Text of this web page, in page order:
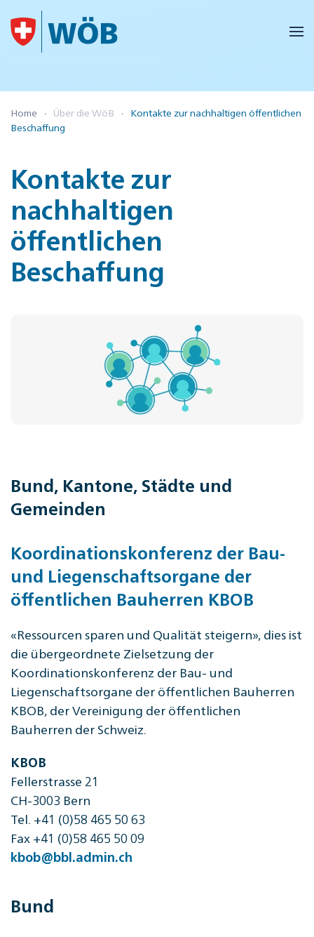
Skip to main content
Home Über die WöB
Kontakte zur nachhaltigen öffentlichen
Beschaffung
Kontakte zur
nachhaltigen
öffentlichen
Beschaffung
Bund, Kantone, Städte und
Gemeinden
Koordinationskonferenz der Bau-
und Liegenschaftsorgane der
öffentlichen Bauherren KBOB
«Ressourcen sparen und Qualität steigern», dies ist
die übergeordnete Zielsetzung der
Koordinationskonferenz der Bau- und
Liegenschaftsorgane der öffentlichen Bauherren
KBOB, der Vereinigung der öffentlichen
Bauherren der Schweiz.
KBOB
Fellerstrasse 21
CH-3003 Bern
Tel. +41 (0)58 465 50 63
Fax +41 (0)58 465 50 09
kbob@bbl.admin.ch
Bund